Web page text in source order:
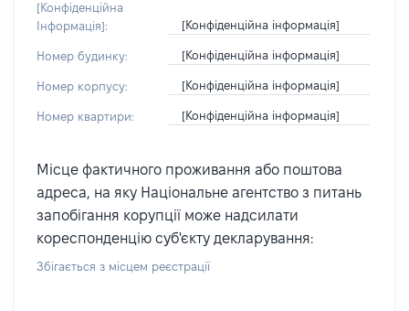
[Конфіденційна
Інформація]:
[Конфіденційна інформація]
Номер будинку: [Конфіденційна інформація]
Номер корпусу: [Конфіденційна інформація]
Номер квартири: [Конфіденційна інформація]
Місце фактичного проживання або поштова
адреса, на яку Національне агентство з питань
запобігання корупції може надсилати
кореспонденцію суб'єкту декларування:
Збігається з місцем реєстрації